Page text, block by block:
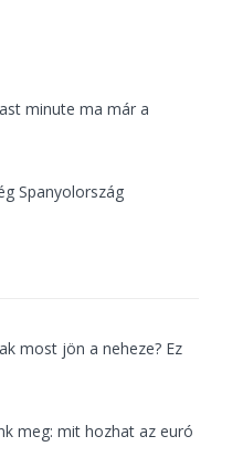
minute ma már a
Spanyolország
most jön a neheze? Ez
meg: mit hozhat az euró